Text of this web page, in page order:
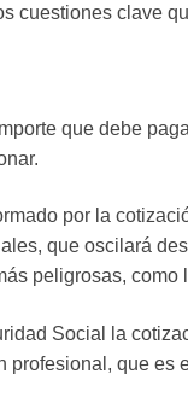
cuestiones clave
que debe
por la
que oscilará
peligrosas, como
Social la
profesional, que